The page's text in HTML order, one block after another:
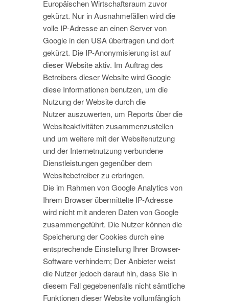
Europäischen Wirtschaftsraum zuvor
gekürzt. Nur in Ausnahmefällen wird die
volle IP-Adresse an einen Server von
Google in den USA übertragen und dort
gekürzt. Die IP-Anonymisierung ist auf
dieser Website aktiv. Im Auftrag des
Betreibers dieser Website wird Google
diese Informationen benutzen, um die
Nutzung der Website durch die
Nutzer auszuwerten, um Reports über die
Websiteaktivitäten zusammenzustellen
und um weitere mit der Websitenutzung
und der Internetnutzung verbundene
Dienstleistungen gegenüber dem
Websitebetreiber zu erbringen.
Die im Rahmen von Google Analytics von
Ihrem Browser übermittelte IP-Adresse
wird nicht mit anderen Daten von Google
zusammengeführt. Die Nutzer können die
Speicherung der Cookies durch eine
entsprechende Einstellung Ihrer Browser-
Software verhindern; Der Anbieter weist
die Nutzer jedoch darauf hin, dass Sie in
diesem Fall gegebenenfalls nicht sämtliche
Funktionen dieser Website vollumfänglich